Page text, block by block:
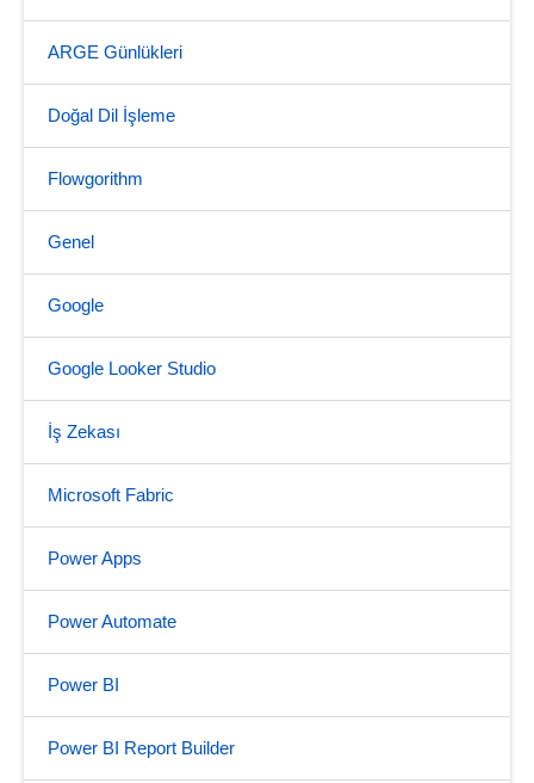
ARGE Günlükleri
Doğal Dil İşleme
Flowgorithm
Genel
Google
Google Looker Studio
İş Zekası
Microsoft Fabric
Power Apps
Power Automate
Power BI
Power BI Report Builder